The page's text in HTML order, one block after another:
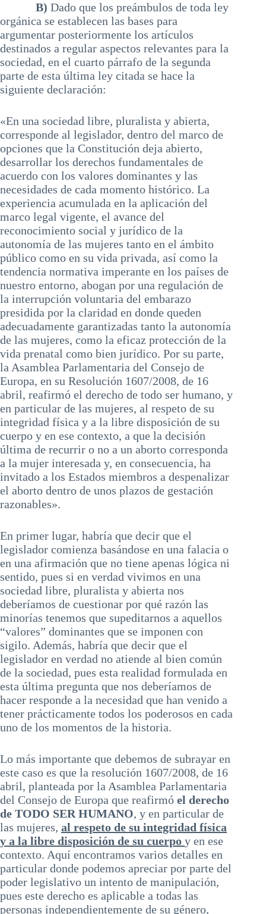
B) Dado que los preámbulos de toda ley
orgánica se establecen las bases para
argumentar posteriormente los artículos
destinados a regular aspectos relevantes para la
sociedad, en el cuarto párrafo de la segunda
parte de esta última ley citada se hace la
siguiente declaración:
«En una sociedad libre, pluralista y abierta,
corresponde al legislador, dentro del marco de
opciones que la Constitución deja abierto,
desarrollar los derechos fundamentales de
acuerdo con los valores dominantes y las
necesidades de cada momento histórico. La
experiencia acumulada en la aplicación del
marco legal vigente, el avance del
reconocimiento social y jurídico de la
autonomía de las mujeres tanto en el ámbito
público como en su vida privada, así como la
tendencia normativa imperante en los países de
nuestro entorno, abogan por una regulación de
la interrupción voluntaria del embarazo
presidida por la claridad en donde queden
adecuadamente garantizadas tanto la autonomía
de las mujeres, como la eficaz protección de la
vida prenatal como bien jurídico. Por su parte,
la Asamblea Parlamentaria del Consejo de
Europa, en su Resolución 1607/2008, de 16
abril, reafirmó el derecho de todo ser humano, y
en particular de las mujeres, al respeto de su
integridad física y a la libre disposición de su
cuerpo y en ese contexto, a que la decisión
última de recurrir o no a un aborto corresponda
a la mujer interesada y, en consecuencia, ha
invitado a los Estados miembros a despenalizar
el aborto dentro de unos plazos de gestación
razonables».
En primer lugar, habría que decir que el
legislador comienza basándose en una falacia o
en una afirmación que no tiene apenas lógica ni
sentido, pues si en verdad vivimos en una
sociedad libre, pluralista y abierta nos
deberíamos de cuestionar por qué razón las
minorías tenemos que supeditarnos a aquellos
“valores” dominantes que se imponen con
sigilo. Además, habría que decir que el
legislador en verdad no atiende al bien común
de la sociedad, pues esta realidad formulada en
esta última pregunta que nos deberíamos de
hacer responde a la necesidad que han venido a
tener prácticamente todos los poderosos en cada
uno de los momentos de la historia.
Lo más importante que debemos de subrayar en
este caso es que la resolución 1607/2008, de 16
abril, planteada por la Asamblea Parlamentaria
del Consejo de Europa que reafirmó el derecho
de TODO SER HUMANO, y en particular de
las mujeres, al respeto de su integridad física
y a la libre disposición de su cuerpo y en ese
contexto. Aquí encontramos varios detalles en
particular donde podemos apreciar por parte del
poder legislativo un intento de manipulación,
pues este derecho es aplicable a todas las
personas independientemente de su género,